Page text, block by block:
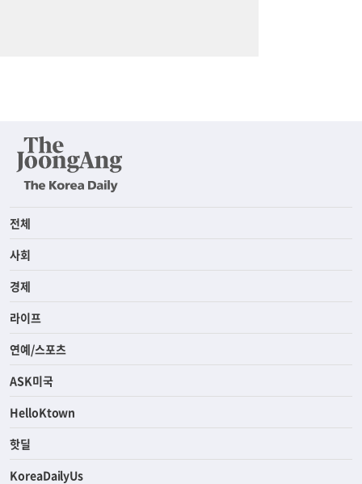
전체
사회
경제
라이프
연예/스포츠
ASK미국
HelloKtown